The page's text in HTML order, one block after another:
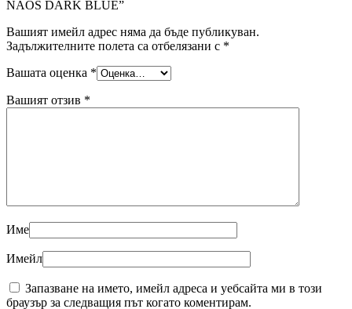
NAOS DARK BLUE”
Вашият имейл адрес няма да бъде публикуван.
Задължителните полета са отбелязани с *
Вашата оценка *
Вашият отзив *
Име
Имейл
Запазване на името, имейл адреса и уебсайта ми в този
браузър за следващия път когато коментирам.